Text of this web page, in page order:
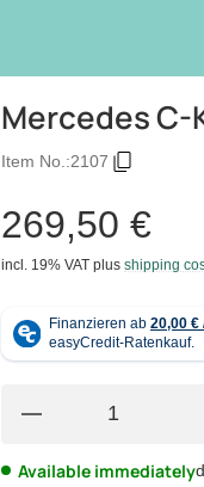
Mercedes C-
Item No.:2107
269,50 €
incl. 19% VAT plus shipping
Available immediately